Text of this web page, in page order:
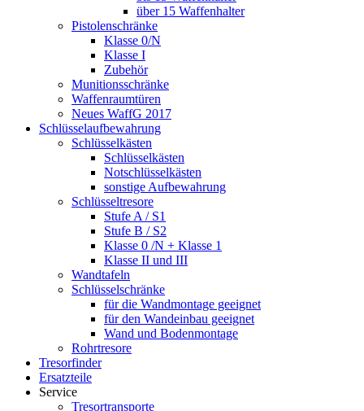
über 15 Waffenhalter
Pistolenschränke
Klasse 0/N
Klasse I
Zubehör
Munitionsschränke
Waffenraumtüren
Neues WaffG 2017
Schlüsselaufbewahrung
Schlüsselkästen
Schlüsselkästen
Notschlüsselkästen
sonstige Aufbewahrung
Schlüsseltresore
Stufe A / S1
Stufe B / S2
Klasse 0 /N + Klasse 1
Klasse II und III
Wandtafeln
Schlüsselschränke
für die Wandmontage geeignet
für den Wandeinbau geeignet
Wand und Bodenmontage
Rohrtresore
Tresorfinder
Ersatzteile
Service
Tresortransporte